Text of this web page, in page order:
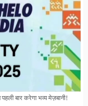
बार करेगा भव्य मेज़बानी!